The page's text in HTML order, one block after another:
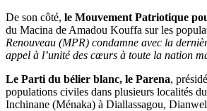
De son côté, le Mouvement Patriotique
du Macina de Amadou Kouffa sur les
Renouveau (MPR) condamne avec la
appel à l’unité des cœurs à toute la nation
Le Parti du bélier blanc, le Parena,
populations civiles dans plusieurs localités
Inchinane (Ménaka) à Diallassagou,